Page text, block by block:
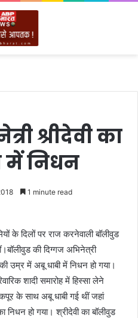
श्रीदेवी का
में निधन
1 minute read
के दिलों पर राज करनेवाली बॉलीवुड
की दिग्गज अभिनेत्री
उम्र में अबू धाबी में निधन हो गया।
शादी समारोह में हिस्सा लेने
के साथ अबू धाबी गई थीं जहां
हो गया। श्रीदेवी का बॉलीवुड